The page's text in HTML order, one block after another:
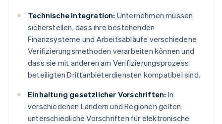
Technische Integration: Unternehmen müssen
sicherstellen, dass ihre bestehenden
Finanzsysteme und Arbeitsabläufe verschiedene
Verifizierungsmethoden verarbeiten können und
dass sie mit anderen am Verifizierungsprozess
beteiligten Drittanbieterdiensten kompatibel sind.
Einhaltung gesetzlicher Vorschriften: In
verschiedenen Ländern und Regionen gelten
unterschiedliche Vorschriften für elektronische